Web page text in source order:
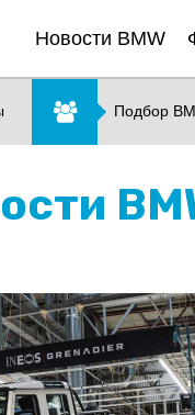
Новости BMW
Подбор